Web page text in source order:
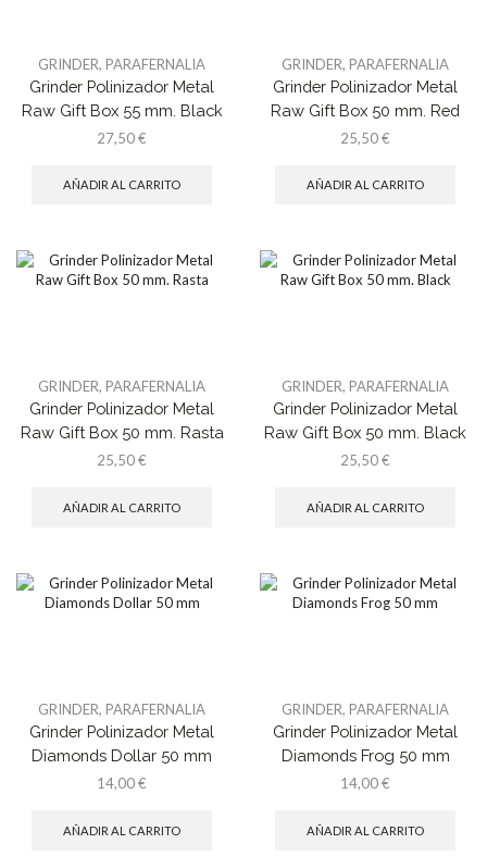
GRINDER, PARAFERNALIA
Grinder Polinizador Metal
Raw Gift Box 55 mm. Black
27,50€
AÑADIR AL CARRITO
GRINDER, PARAFERNALIA
Grinder Polinizador Metal
Raw Gift Box 50 mm. Red
25,50€
AÑADIR AL CARRITO
GRINDER, PARAFERNALIA
Grinder Polinizador Metal
Raw Gift Box 50 mm. Rasta
25,50€
AÑADIR AL CARRITO
GRINDER, PARAFERNALIA
Grinder Polinizador Metal
Raw Gift Box 50 mm. Black
25,50€
AÑADIR AL CARRITO
GRINDER, PARAFERNALIA
Grinder Polinizador Metal
Diamonds Dollar 50 mm
14,00€
AÑADIR AL CARRITO
GRINDER, PARAFERNALIA
Grinder Polinizador Metal
Diamonds Frog 50 mm
14,00€
AÑADIR AL CARRITO